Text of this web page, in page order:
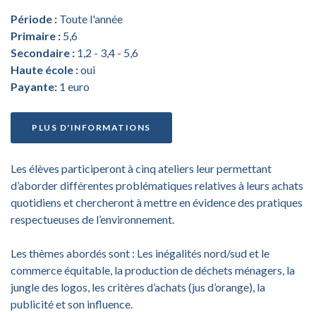
Période : Toute l'année
Primaire : 5,6
Secondaire : 1,2 - 3,4 - 5,6
Haute école :oui
Payante: 1 euro
PLUS D'INFORMATIONS
Les élèves participeront à cinq ateliers leur permettant
d’aborder différentes problématiques relatives à leurs achats
quotidiens et chercheront à mettre en évidence des pratiques
respectueuses de l’environnement.
Les thèmes abordés sont : Les inégalités nord/sud et le
commerce équitable, la production de déchets ménagers, la
jungle des logos, les critères d’achats (jus d’orange), la
publicité et son influence.